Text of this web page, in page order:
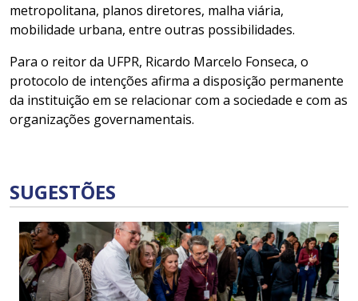
metropolitana, planos diretores, malha viária,
mobilidade urbana, entre outras possibilidades.
Para o reitor da UFPR, Ricardo Marcelo Fonseca, o
protocolo de intenções afirma a disposição permanente
da instituição em se relacionar com a sociedade e com as
organizações governamentais.
SUGESTÕES